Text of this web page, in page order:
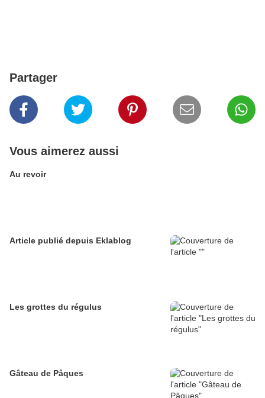
Partager
Vous aimerez aussi
Au revoir
Article publié depuis Eklablog
Les grottes du régulus
Gâteau de Pâques